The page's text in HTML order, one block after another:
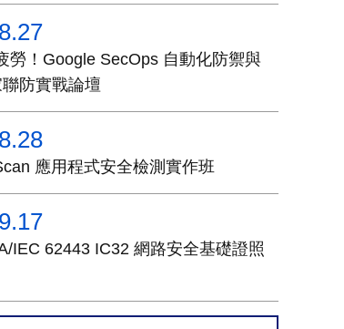
勞！Google SecOps 自動化防禦與
防實戰論壇
應用程式安全檢測實作班
IEC 62443 IC32 網路安全基礎證照